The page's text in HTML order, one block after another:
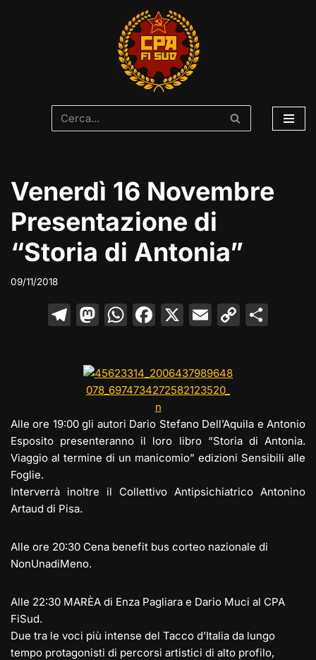
Venerdì 16 Novembre
Presentazione di
“Storia di Antonia”
09/11/2018
T
e
gr
a
m
M
o
d
o
n
W
s
A
p
p
F
e
b
o
o
X E
l
C
n
k
di
Alle ore 19:00 gli autori Dario Stefano Dell’Aquila e Antonio
Esposito presenteranno il loro libro “Storia di Antonia.
Viaggio al termine di un manicomio” edizioni Sensibili alle
Foglie.
Interverrà inoltre il Collettivo Antipsichiatrico Antonino
Artaud di Pisa.
Alle ore 20:30 Cena benefit bus corteo nazionale di
NonUnadiMeno.
Alle 22:30 MARÈA di Enza Pagliara e Dario Muci al CPA
FiSud.
Due tra le voci più intense del Tacco d’Italia da lungo
tempo protagonisti di percorsi artistici di alto profilo,